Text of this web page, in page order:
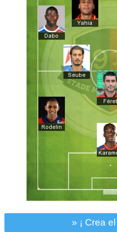
» ¡ Crea